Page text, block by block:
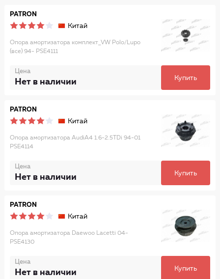
PATRON
Китай
Опора амортизатора комплект_VW Polo/Lupo
(все) 94- PSE4111
Цена
Нет в наличии Купить
PATRON
Китай
Опора амортизатора AudiA4 1.6-2.5TDi 94-01
PSE4114
Цена
Нет в наличии Купить
PATRON
Китай
Опора амортизатора Daewoo Lacetti 04-
PSE4130
Цена
Нет в наличии Купить